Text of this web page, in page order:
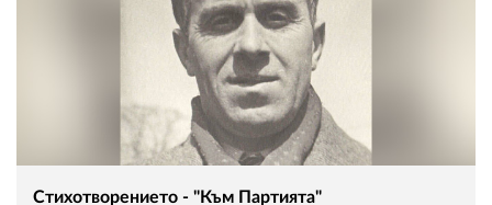
Стихотворението - "Към Партията"